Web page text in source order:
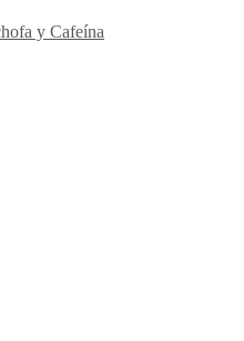
y Cafeína